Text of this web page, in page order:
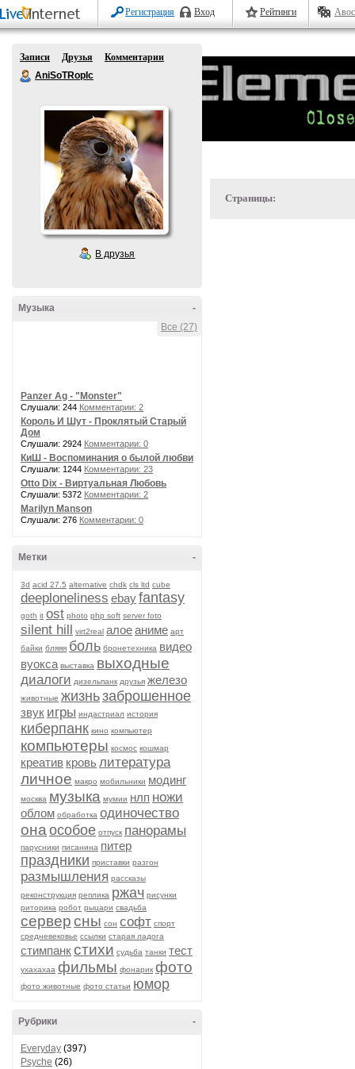
Регистрация Вход Рейтинги
Записи Друзья
Комментарии
AniSoTRopIc
В друзья
-
Музыка
Все (27)
Panzer Ag - "Monster"
Слушали: 244 Комментарии: 2
Король И Шут - Проклятый Старый
Дом
Слушали: 2924 Комментарии: 0
КиШ - Воспоминания о былой любви
Слушали: 1244 Комментарии: 23
Otto Dix - Виртуальная Любовь
Слушали: 5372 Комментарии: 2
Marilyn Manson
Слушали: 276 Комментарии: 0
-
Метки
3d acid 27.5 alternative chdk cls ltd cube
deeploneliness ebayfantasy
goth it ost photo php soft server foto
silent hill virt2real алоеаниме арт
байки бляяя боль бронетехника видео
вуокса выставка выходные
диалоги дизельпанк друзья железо
животные жизньзаброшенное
звук игры индастриал история
киберпанк кино компьютер
компьютеры космос кошмар
креатив кровьлитература
личное макро мобильники модинг
москва музыка мумии нлп ножи
облом обработка одиночество
она особое отпуск панорамы
парусники писанина питер
праздники приставки разгон
размышления рассказы
реконструкция реплика ржач рисунки
риторика робот рыцари свадьба
серверсны сон софт спорт
средневековье ссылки старая ладога
стимпанкстихи судьба танки тест
ухахахаа фильмы фонарик фото
фото животные фото статьи юмор
-
Рубрики
Everyday (397)
Psyche (26)
Страницы: